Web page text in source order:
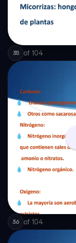
35 of 104
36 of 104